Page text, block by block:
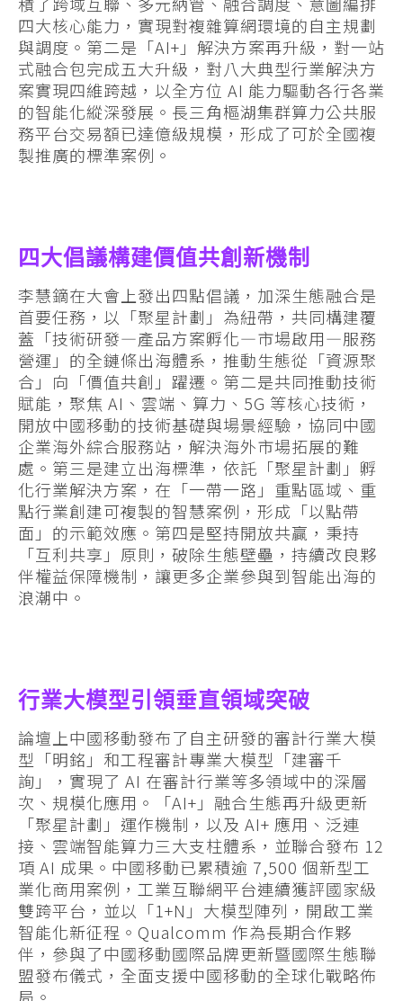
四大核心能力，實現對複雜算網環境的自主規劃
與調度。第二是「AI+」解決方案再升級，對一站
式融合包完成五大升級，對八大典型行業解決方
案實現四維跨越，以全方位 AI 能力驅動各行各業
的智能化縱深發展。長三角樞湖集群算力公共服
務平台交易額已達億級規模，形成了可於全國複
製推廣的標準案例。
四大倡議構建價值共創新機制
李慧鏑在大會上發出四點倡議，加深生態融合是
首要任務，以「聚星計劃」為紐帶，共同構建覆
蓋「技術研發—產品方案孵化—市場啟用—服務
營運」的全鏈條出海體系，推動生態從「資源聚
合」向「價值共創」躍遷。第二是共同推動技術
賦能，聚焦 AI、雲端、算力、5G 等核心技術，
開放中國移動的技術基礎與場景經驗，協同中國
企業海外綜合服務站，解決海外市場拓展的難
處。第三是建立出海標準，依託「聚星計劃」孵
化行業解決方案，在「一帶一路」重點區域、重
點行業創建可複製的智慧案例，形成「以點帶
面」的示範效應。第四是堅持開放共贏，秉持
「互利共享」原則，破除生態壁壘，持續改良夥
伴權益保障機制，讓更多企業參與到智能出海的
浪潮中。
行業大模型引領垂直領域突破
論壇上中國移動發布了自主研發的審計行業大模
型「明銘」和工程審計專業大模型「建審千
詢」，實現了 AI 在審計行業等多領域中的深層
次、規模化應用。「AI+」融合生態再升級更新
「聚星計劃」運作機制，以及 AI+ 應用、泛連
接、雲端智能算力三大支柱體系，並聯合發布 12
項 AI 成果。中國移動已累積逾 7,500 個新型工
業化商用案例，工業互聯網平台連續獲評國家級
雙跨平台，並以「1+N」大模型陣列，開啟工業
智能化新征程。Qualcomm 作為長期合作夥
伴，參與了中國移動國際品牌更新暨國際生態聯
盟發布儀式，全面支援中國移動的全球化戰略佈